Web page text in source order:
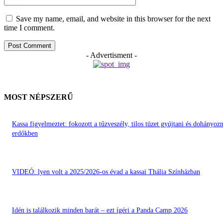
Save my name, email, and website in this browser for the next
time I comment.
- Advertisment -
MOST NÉPSZERŰ
Kassa figyelmeztet: fokozott a tűzveszély, tilos tüzet gyújtani és
erdőkben
VIDEÓ: lyen volt a 2025/2026-os évad a kassai Thália Színházban
Idén is találkozik minden barát – ezt ígéri a Panda Camp 2026